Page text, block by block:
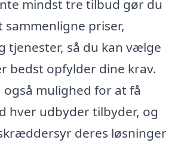
mindst tre tilbud gør du
priser,
tjenester, så du kan vælge
bedst opfylder dine krav.
også mulighed for at få
hver udbyder tilbyder, og
deres løsninger